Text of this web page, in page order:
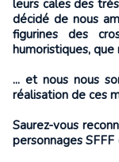
leurs cales des
décidé de nous
figurines des
humoristiques, que
... et nous nous
réalisation de ces
Saurez-vous
personnages